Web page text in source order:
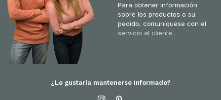
Para obtener información
sobre los productos o su
pedido, comuníquese con el
servicio al cliente .
¿Le gustaría mantenerse informado?